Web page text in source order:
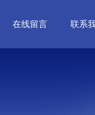
在线留言 联系